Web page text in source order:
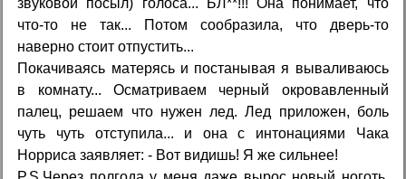
что-то не так... Потом сообразила, что дверь-то
наверно стоит отпустить...
Покачиваясь матерясь и постанывая я вываливаюсь
в комнату... Осматриваем черный окровавленный
палец, решаем что нужен лед. Лед приложен, боль
чуть чуть отступила... и она с интонациями Чака
Норриса заявляет: - Вот видишь! Я же сильнее!